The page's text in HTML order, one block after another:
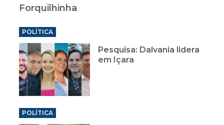
Forquilhinha
POLÍTICA
Pesquisa: Dalvania lidera
em Içara
POLÍTICA